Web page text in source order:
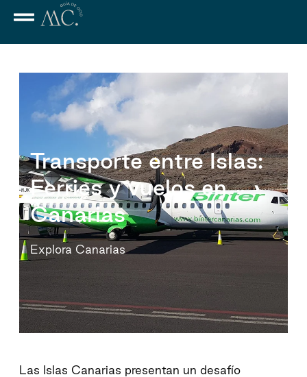
Transporte entre Islas:
Ferries y vuelos en
Canarias
Explora Canarias
Las Islas Canarias presentan un desafío